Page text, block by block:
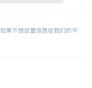
如果不想放置信息在我们的平